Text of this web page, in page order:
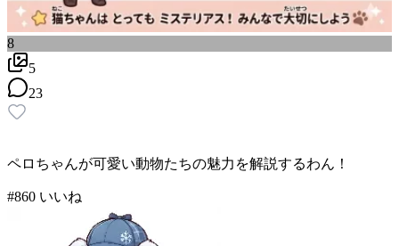
8
5
23
ペロちゃんが可愛い動物たちの魅力を解説するわん！
#860 いいね